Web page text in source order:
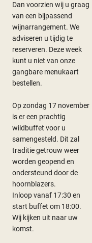
Dan voorzien wij u graag
van een bijpassend
wijnarrangement. We
adviseren u tijdig te
reserveren. Deze week
kunt u niet van onze
gangbare menukaart
bestellen.
Op zondag 17 november
is er een prachtig
wildbuffet voor u
samengesteld. Dit zal
traditie getrouw weer
worden geopend en
ondersteund door de
hoornblazers.
Inloop vanaf 17:30 en
start buffet om 18:00.
Wij kijken uit naar uw
komst.